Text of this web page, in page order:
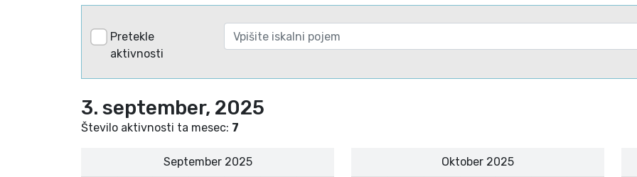
Pretekle
aktivnosti
3. september, 2025
Število aktivnosti ta mesec: 7
September 2025 Oktober 2025